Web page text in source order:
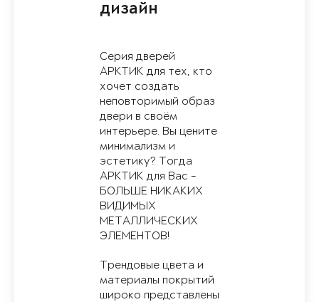
дизайн
Серия дверей
АРКТИК для тех, кто
хочет создать
неповторимый образ
двери в своём
интерьере. Вы цените
минимализм и
эстетику? Тогда
АРКТИК для Вас -
БОЛЬШЕ НИКАКИХ
ВИДИМЫХ
МЕТАЛЛИЧЕСКИХ
ЭЛЕМЕНТОВ!
Трендовые цвета и
материалы покрытий
широко представлены